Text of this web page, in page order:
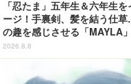
「忍たま」五年生＆六年生を
ージ！手裏剣、髪を結う仕
の趣を感じさせる「MAYLA
ンプス
2026.8.8